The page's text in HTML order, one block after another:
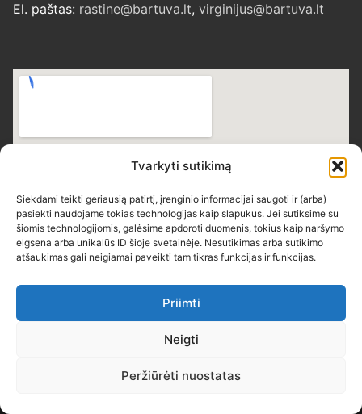
Tvarkyti sutikimą
Siekdami teikti geriausią patirtį, įrenginio informacijai saugoti ir (arba)
pasiekti naudojame tokias technologijas kaip slapukus. Jei sutiksime su
šiomis technologijomis, galėsime apdoroti duomenis, tokius kaip naršymo
elgsena arba unikalūs ID šioje svetainėje. Nesutikimas arba sutikimo
atšaukimas gali neigiamai paveikti tam tikras funkcijas ir funkcijas.
Priimti
Neigti
Peržiūrėti nuostatas
El. paštas: rastine@bartuva.lt, virginijus@bartuva.lt